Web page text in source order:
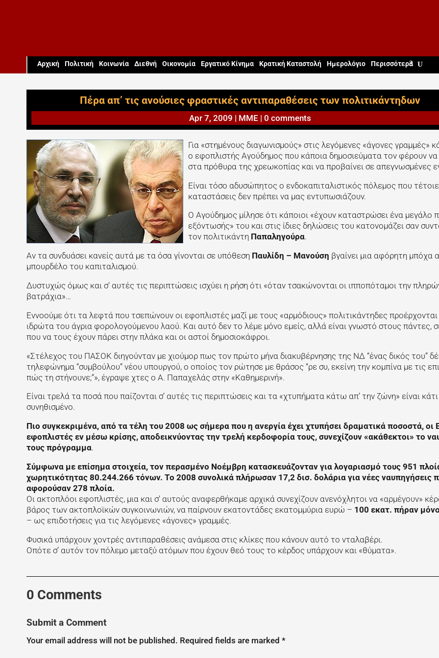
Aρχική Πολιτική Κοινωνία Διεθνή Οικονομία Εργατικό Κίνημα Κρατική Καταστολή Ημερολόγιο Περισσότερα
Πέρα απ’ τις ανούσιες φραστικές αντιπαραθέσεις των πολιτικάντηδων
Apr 7, 2009 | ΜΜΕ |0 comments
Για «στημένους διαγωνισμούς» στις λεγόμενες «άγονες γραμμές»
ο εφοπλιστής Αγούδημος που κάποια δημοσιεύματα τον φέρουν να
στα πρόθυρα της χρεωκοπίας και να προβαίνει σε απεγνωσμένες
Είναι τόσο αδυσώπητος ο ενδοκαπιταλιστικός πόλεμος που
καταστάσεις δεν πρέπει να μας εντυπωσιάζουν.
Ο Αγούδημος μίλησε ότι κάποιοι «έχουν καταστρώσει ένα μεγάλο
εξόντωσής» του και στις ίδιες δηλώσεις του κατονομάζει σαν
τον πολιτικάντη Παπαληγούρα.
Αν τα συνδυάσει κανείς αυτά με τα όσα γίνονται σε υπόθεση Παυλίδη – Μανούση βγαίνει μια αφόρητη μπόχα
μπουρδέλο του καπιταλισμού.
Δυστυχώς όμως και σ’ αυτές τις περιπτώσεις ισχύει η ρήση ότι «όταν τσακώνονται οι ιπποπόταμοι την
βατράχια»…
Εννοούμε ότι τα λεφτά που τσεπώνουν οι εφοπλιστές μαζί με τους «αρμόδιους» πολιτικάντηδες προέρχονται
ιδρώτα του άγρια φορολογούμενου λαού. Και αυτό δεν το λέμε μόνο εμείς, αλλά είναι γνωστό στους πάντες,
που να τους έχουν πάρει στην πλάκα και οι αστοί δημοσιοκάφροι.
«Στέλεχος του ΠΑΣΟΚ διηγούνταν με χιούμορ πως τον πρώτο μήνα διακυβέρνησης της ΝΔ “ένας δικός του”
τηλεφώνημα “συμβούλου” νέου υπουργού, ο οποίος τον ρώτησε με θράσος “ρε συ, εκείνη την κομπίνα με τις
πώς τη στήνουνε;”», έγραψε χτες ο Α. Παπαχελάς στην «Καθημερινή».
Είναι τρελά τα ποσά που παίζονται σ’ αυτές τις περιπτώσεις και τα «χτυπήματα κάτω απ’ την ζώνη» είναι
συνηθισμένο.
Πιο συγκεκριμένα, από τα τέλη του 2008 ως σήμερα που η ανεργία έχει χτυπήσει δραματικά ποσοστά, οι
εφοπλιστές εν μέσω κρίσης, αποδεικνύοντας την τρελή κερδοφορία τους, συνεχίζουν «ακάθεκτοι» το
τους πρόγραμμα.
Σύμφωνα με επίσημα στοιχεία, τον περασμένο Νοέμβρη κατασκευάζονταν για λογαριασμό τους 951
χωρητικότητας 80.244.266 τόνων. Το 2008 συνολικά πλήρωσαν 17,2 δισ. δολάρια για νέες ναυπηγήσεις
αφορούσαν 278 πλοία.
Οι ακτοπλόοι εφοπλιστές, μια και σ’ αυτούς αναφερθήκαμε αρχικά συνεχίζουν ανενόχλητοι να «αρμέγουν»
βάρος των ακτοπλοϊκών συγκοινωνιών, να παίρνουν εκατοντάδες εκατομμύρια ευρώ – 100 εκατ. πήραν
– ως επιδοτήσεις για τις λεγόμενες «άγονες» γραμμές.
Φυσικά υπάρχουν χοντρές αντιπαραθέσεις ανάμεσα στις κλίκες που κάνουν αυτό το νταλαβέρι.
Οπότε σ’ αυτόν τον πόλεμο μεταξύ ατόμων που έχουν θεό τους το κέρδος υπάρχουν και «θύματα».
0 Comments
Submit a Comment
Your email address will not be published. Required fields are marked *